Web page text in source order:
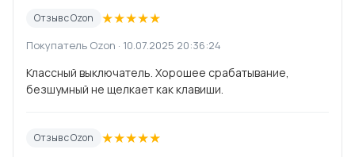
Отзыв с Ozon ★★★★★
Покупатель Ozon · 10.07.2025 20:36:24
Классный выключатель. Хорошее срабатывание,
безшумный не щелкает как клавиши.
Отзыв с Ozon ★★★★★